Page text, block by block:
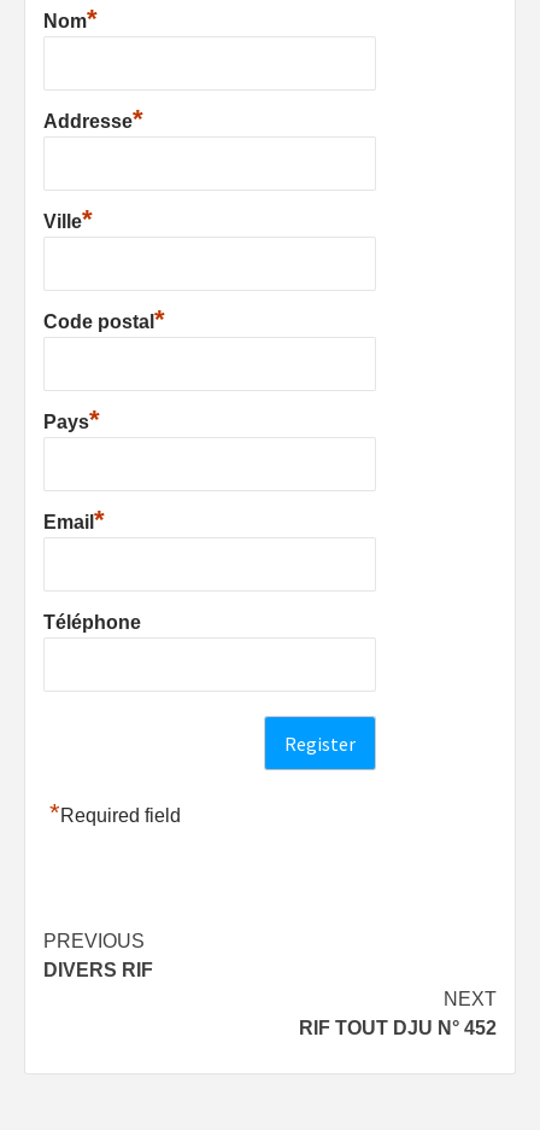
Nom*
Addresse*
Ville*
Code postal *
Pays*
Email *
Téléphone
*Required field
Post
navigation
PREVIOUS
DIVERS RIF
NEXT
RIF TOUT DJU N° 452